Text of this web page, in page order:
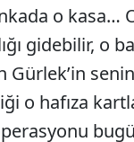
o kasa…
gidebilir, o
Gürlek’in
o hafıza